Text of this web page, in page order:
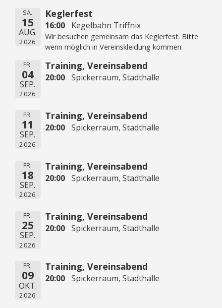
SA.
15
AUG.
2026
Keglerfest
16:00 Kegelbahn Triffnix
Wir besuchen gemeinsam das Keglerfest. Bitte
wenn möglich in Vereinskleidung kommen.
FR.
04
SEP.
2026
Training, Vereinsabend
20:00 Spickerraum, Stadthalle
FR.
11
SEP.
2026
Training, Vereinsabend
20:00 Spickerraum, Stadthalle
FR.
18
SEP.
2026
Training, Vereinsabend
20:00 Spickerraum, Stadthalle
FR.
25
SEP.
2026
Training, Vereinsabend
20:00 Spickerraum, Stadthalle
FR.
09
OKT.
2026
Training, Vereinsabend
20:00 Spickerraum, Stadthalle